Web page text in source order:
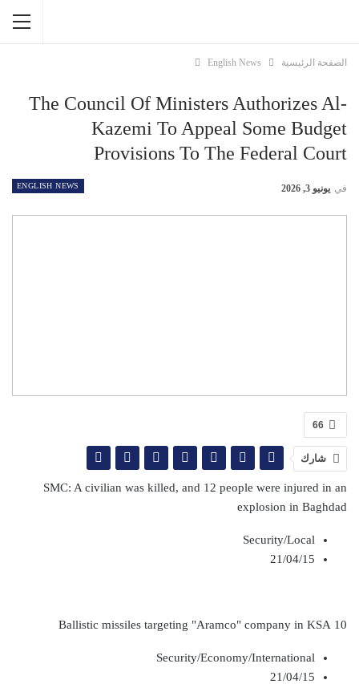
الصفحة الرئيسية English News
The Council Of Ministers Authorizes Al-
Kazemi To Appeal Some Budget
Provisions To The Federal Court
ENGLISH NEWS في يونيو 3, 2026
66
شارك
SMC: A civilian was killed, and 12 people were injured in an
explosion in Baghdad
Security/Local
21/04/15
10 Ballistic missiles targeting "Aramco" company in KSA
Security/Economy/International
21/04/15